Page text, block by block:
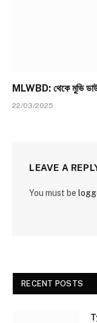
MLWBD: থেকে মুভি
22/03/2025
LEAVE A
You must be
RECENT POSTS